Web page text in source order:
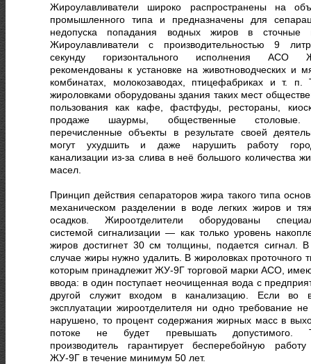
Жироулавливатели широко распространены на
промышленного типа и предназначены для
недопуска попадания водных жиров в сточные
Жироулавливатели с производительностью 9
секунду горизонтального исполнения АСО
рекомендованы к установке на животноводческих и
комбинатах, молокозаводах, птицефабриках и т. п.
жироловками оборудованы здания таких мест
пользования как кафе, фастфуды, рестораны,
продаже шаурмы, общественные
перечисленные объекты в результате своей
могут ухудшить и даже нарушить работу
канализации из-за слива в неё большого количества
масел.
Принцип действия сепараторов жира такого типа
механическом разделении в воде легких жиров и
осадков. Жироотделители оборудованы
системой сигнализации ― как только уровень
жиров достигнет 30 см толщины, подается сигнал.
случае жиры нужно удалить. В жироловках проточного
которым принадлежит ЖУ-9Г торговой марки АСО,
ввода: в один поступает неочищенная вода с
другой служит входом в канализацию. Если во
эксплуатации жироотделителя ни одно требование
нарушено, то процент содержания жирных масс в
потоке не будет превышать допустимого.
производитель гарантирует бесперебойную
ЖУ-9Г в течение минимум 50 лет.